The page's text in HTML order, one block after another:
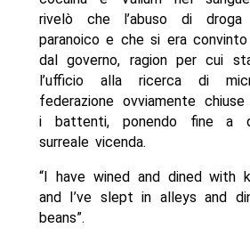
rivelò che l’abuso di
paranoico e che si era
dal governo, ragion per cui
l’ufficio alla ricerca di
federazione ovviamente
i battenti, ponendo fine a
surreale vicenda.
“I have wined and dined with
and I’ve slept in alleys and
beans”.